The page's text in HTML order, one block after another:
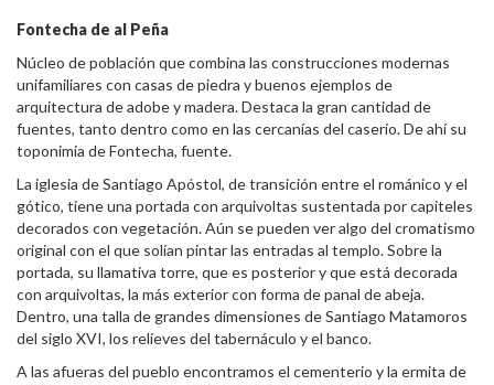
Fontecha de al Peña
Núcleo de población que combina las construcciones modernas
unifamiliares con casas de piedra y buenos ejemplos de
arquitectura de adobe y madera. Destaca la gran cantidad de
fuentes, tanto dentro como en las cercanías del caserío. De ahí su
toponimia de Fontecha, fuente.
La iglesia de Santiago Apóstol, de transición entre el románico y el
gótico, tiene una portada con arquivoltas sustentada por capiteles
decorados con vegetación. Aún se pueden ver algo del cromatismo
original con el que solían pintar las entradas al templo. Sobre la
portada, su llamativa torre, que es posterior y que está decorada
con arquivoltas, la más exterior con forma de panal de abeja.
Dentro, una talla de grandes dimensiones de Santiago Matamoros
del siglo XVI, los relieves del tabernáculo y el banco.
A las afueras del pueblo encontramos el cementerio y la ermita de